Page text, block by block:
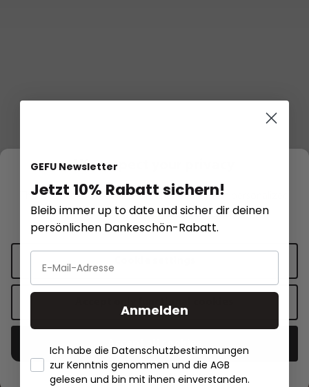
Recipe inspirations
Red sauerkraut with carrots,
Show recipe
We respect your privacy
This website uses cookies for functionality and personalized
advertising.More information.
- Händlerbund About Us
GEFU Newsletter
Jetzt 10% Rabatt sichern!
Bleib immer up to date und sicher dir deinen
persönlichen Dankeschön-Rabatt.
Anmelden
Ich habe die Datenschutzbestimmungen
zur Kenntnis genommen und die AGB
gelesen und bin mit ihnen einverstanden.